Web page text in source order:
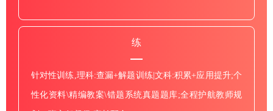
练
针对性训练,理科:查漏+解题训练|文科:积累+应用提升;个
性化资料\精编教案\错题系统真题题库;全程护航教师规